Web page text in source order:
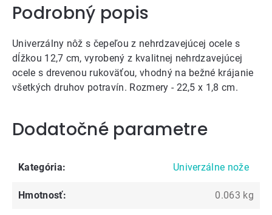
Podrobný popis
Univerzálny nôž s čepeľou z nehrdzavejúcej ocele s
dĺžkou 12,7 cm, vyrobený z kvalitnej nehrdzavejúcej
ocele s drevenou rukoväťou, vhodný na bežné krájanie
všetkých druhov potravín. Rozmery - 22,5 x 1,8 cm.
Dodatočné parametre
Kategória: Univerzálne nože
Hmotnosť: 0.063 kg